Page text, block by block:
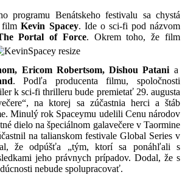
programu Benátskeho festivalu sa chystá
filmKevin Spacey. Ide o sci-fi pod názvom
Portal of Force. Okrem toho, že film
Ericom Robertsom, Dishou Patani a
. Podľa producenta filmu, spoločnosti
k sci-fi thrilleru bude premietať 29. augusta
na ktorej sa zúčastnia herci a štáb
Minulý rok Spaceymu udelili Cenu národov
dielo na špeciálnom galavečere v Taormine
na talianskom festivale Global Series v
že odpúšťa „tým, ktorí sa ponáhľali s
jeho právnych prípadov. Dodal, že s
nebude spolupracovať.